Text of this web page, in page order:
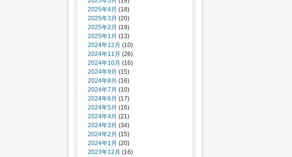
2025年4月 (18)
2025年3月 (20)
2025年2月 (19)
2025年1月 (13)
2024年12月 (10)
2024年11月 (26)
2024年10月 (16)
2024年9月 (15)
2024年8月 (16)
2024年7月 (10)
2024年6月 (17)
2024年5月 (16)
2024年4月 (21)
2024年3月 (34)
2024年2月 (15)
2024年1月 (20)
2023年12月 (16)